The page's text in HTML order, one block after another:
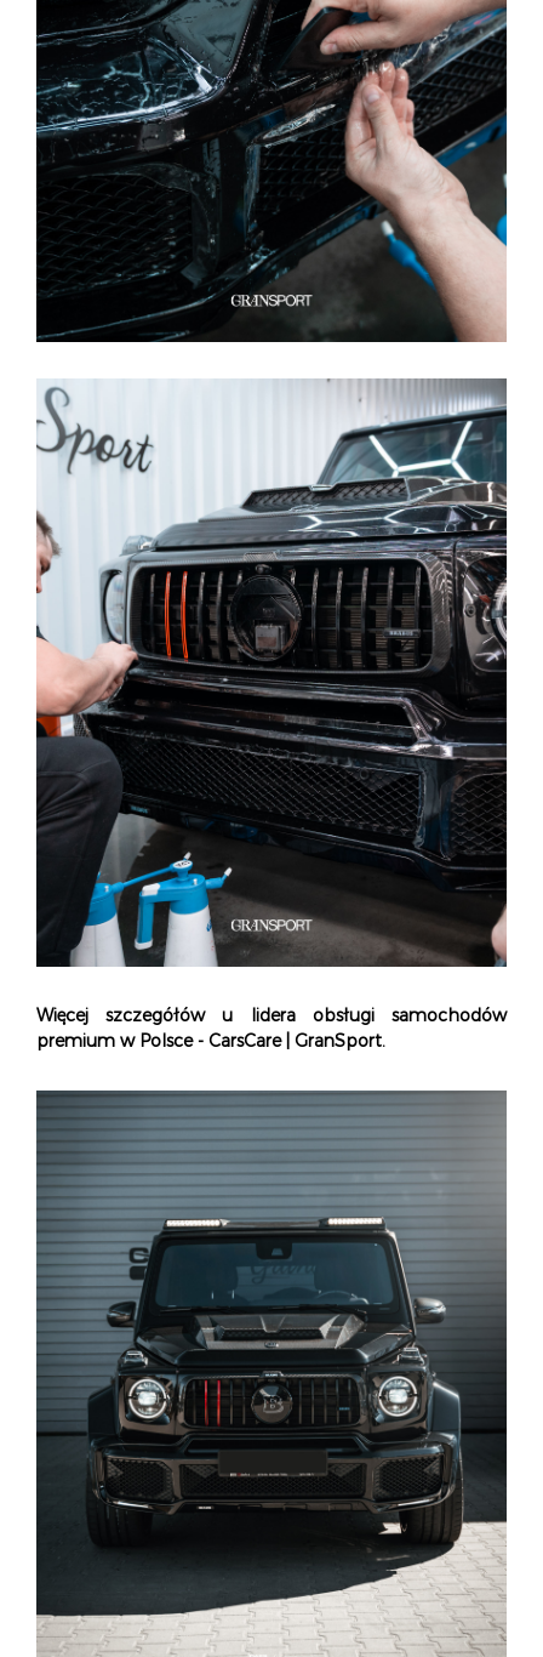
Więcej szczegółów u lidera obsługi samochodów
premium w Polsce - CarsCare | GranSport.